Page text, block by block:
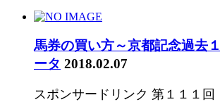
馬券の買い方～京都記念過去
ータ 2018.02.07
スポンサードリンク 第１１１